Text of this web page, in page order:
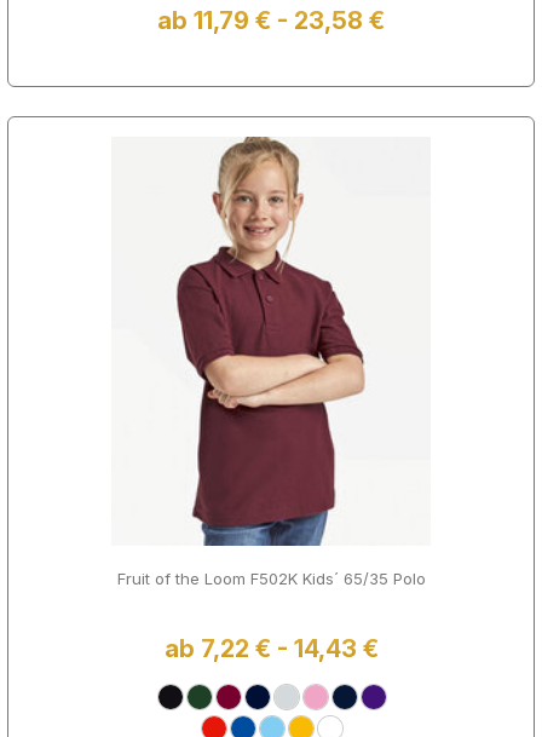
ab 11,79 € - 23,58 €
Fruit of the Loom F502K Kids´ 65/35 Polo
ab 7,22 € - 14,43 €